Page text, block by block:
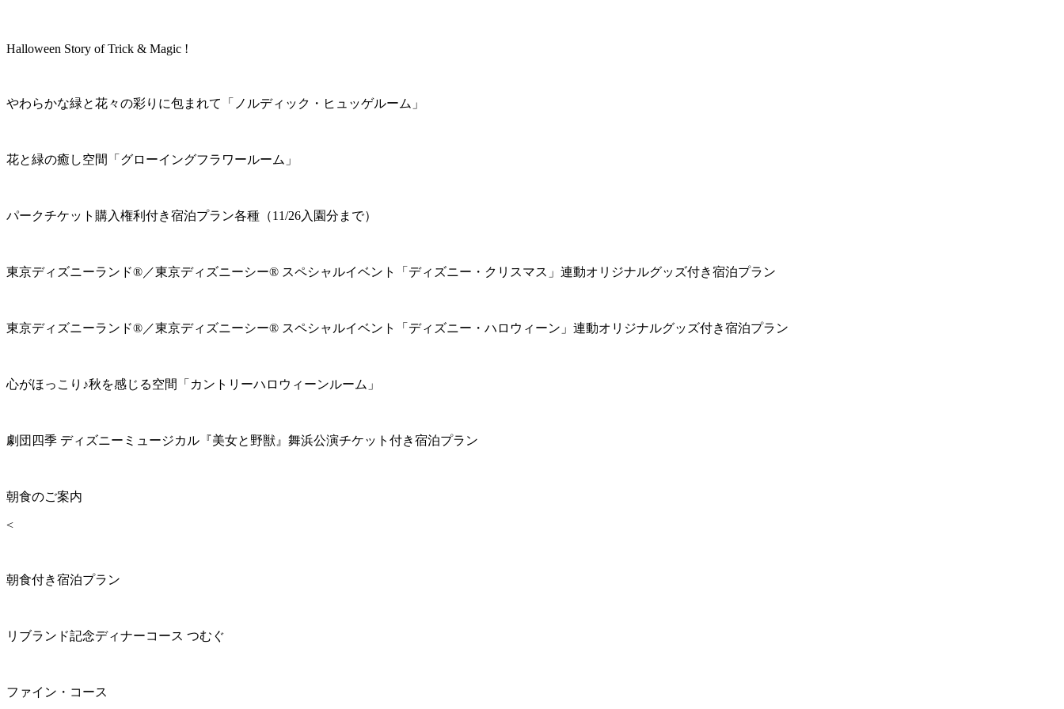
Halloween Story of Trick & Magic !
やわらかな緑と花々の彩りに包まれて「ノルディック・ヒュッゲルーム」
花と緑の癒し空間「グローイングフラワールーム」
パークチケット購入権利付き宿泊プラン各種（11/26入園分まで）
東京ディズニーランド®／東京ディズニーシー® スペシャルイベント「ディズニー・クリスマス」連動オリジナルグッズ付き宿泊プラン
東京ディズニーランド®／東京ディズニーシー® スペシャルイベント「ディズニー・ハロウィーン」連動オリジナルグッズ付き宿泊プラン
心がほっこり♪秋を感じる空間「カントリーハロウィーンルーム」
劇団四季 ディズニーミュージカル『美女と野獣』舞浜公演チケット付き宿泊プラン
朝食のご案内
<
朝食付き宿泊プラン
リブランド記念ディナーコース つむぐ
ファイン・コース